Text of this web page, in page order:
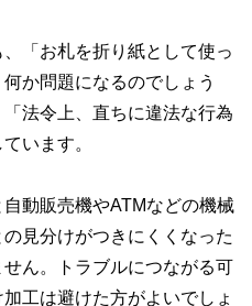
「お札を折り紙として使っ
か問題になるのでしょう
法令上、直ちに違法な行為
います。
動販売機やATMなどの機械
見分けがつきにくくなった
ん。トラブルにつながる可
工は避けた方がよいでしょ